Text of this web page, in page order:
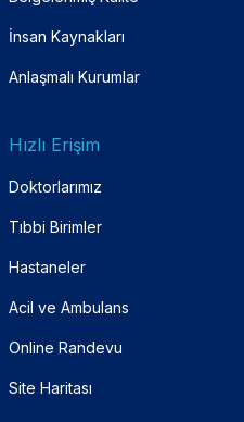
İnsan Kaynakları
Anlaşmalı Kurumlar
Hızlı Erişim
Doktorlarımız
Tıbbi Birimler
Hastaneler
Acil ve Ambulans
Online Randevu
Site Haritası